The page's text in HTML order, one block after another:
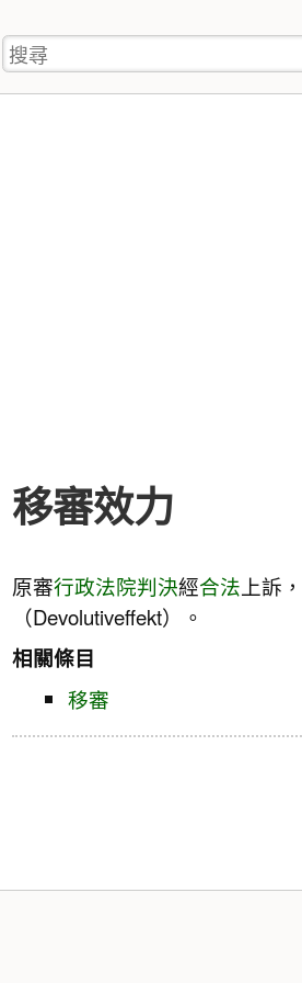
用
者
工
搜
尋
移審效力
原審行政法院判決經合法 上訴，
（Devolutiveffekt）。
相關條目
移審